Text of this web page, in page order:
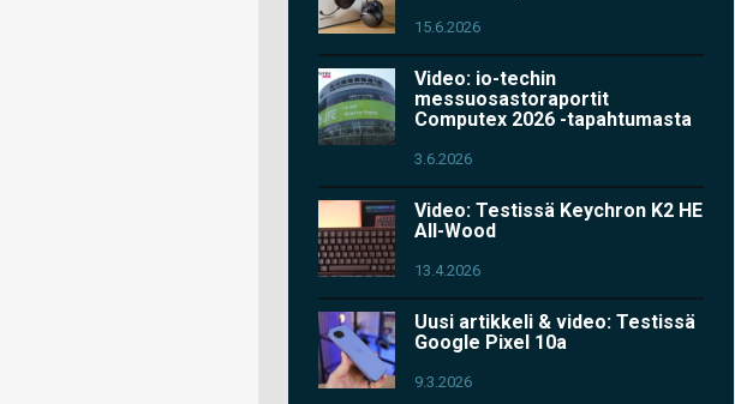
15.6.2026
Video: io-techin
messuosastoraportit
Computex 2026 -tapahtumasta
3.6.2026
Video: Testissä Keychron K2 HE
All-Wood
13.4.2026
Uusi artikkeli & video: Testissä
Google Pixel 10a
9.3.2026